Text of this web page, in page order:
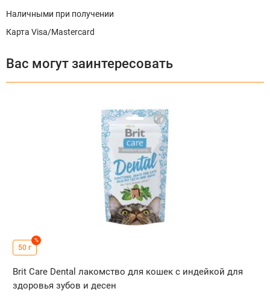
Наличными при получении
Карта Visa/Mastercard
Вас могут заинтересовать
50 г
%
Brit Care Dental лакомство для кошек с индейкой для
здоровья зубов и десен